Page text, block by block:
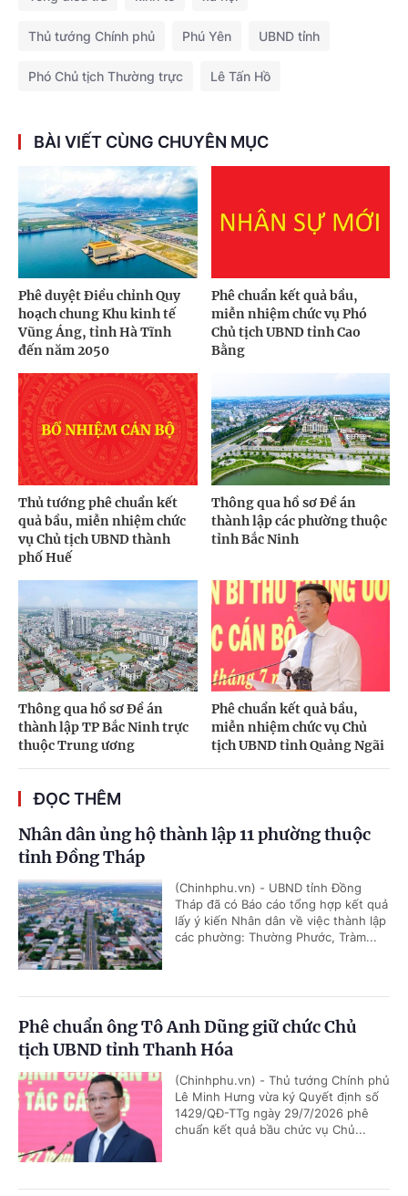
Thủ tướng Chính phủ Phú Yên UBND tỉnh
Phó Chủ tịch Thường trực Lê Tấn Hồ
BÀI VIẾT CÙNG CHUYÊN MỤC
Phê duyệt Điều chỉnh Quy
hoạch chung Khu kinh tế
Vũng Áng, tỉnh Hà Tĩnh
đến năm 2050
Phê chuẩn kết quả bầu,
miễn nhiệm chức vụ Phó
Chủ tịch UBND tỉnh Cao
Bằng
Thủ tướng phê chuẩn kết
quả bầu, miễn nhiệm chức
vụ Chủ tịch UBND thành
phố Huế
Thông qua hồ sơ Đề án
thành lập các phường thuộc
tỉnh Bắc Ninh
Thông qua hồ sơ Đề án
thành lập TP Bắc Ninh trực
thuộc Trung ương
Phê chuẩn kết quả bầu,
miễn nhiệm chức vụ Chủ
tịch UBND tỉnh Quảng Ngãi
ĐỌC THÊM
Nhân dân ủng hộ thành lập 11 phường thuộc
tỉnh Đồng Tháp
(Chinhphu.vn) - UBND tỉnh Đồng
Tháp đã có Báo cáo tổng hợp kết quả
lấy ý kiến Nhân dân về việc thành lập
các phường: Thường Phước, Tràm...
Phê chuẩn ông Tô Anh Dũng giữ chức Chủ
tịch UBND tỉnh Thanh Hóa
(Chinhphu.vn) - Thủ tướng Chính phủ
Lê Minh Hưng vừa ký Quyết định số
1429/QĐ-TTg ngày 29/7/2026 phê
chuẩn kết quả bầu chức vụ Chủ...